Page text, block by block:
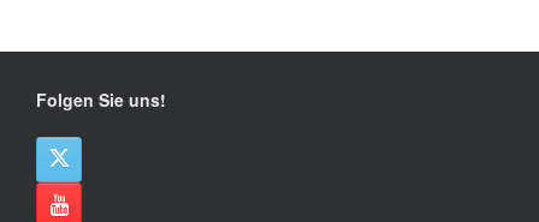
Folgen Sie uns!